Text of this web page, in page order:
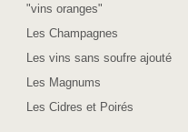
"vins oranges"
Les Champagnes
Les vins sans soufre ajouté
Les Magnums
Les Cidres et Poirés